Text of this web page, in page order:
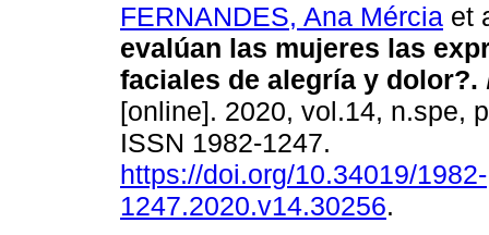
FERNANDES, Ana Mércia et
evalúan las mujeres las
faciales de alegría y dolor?.
[online]. 2020, vol.14, n.spe,
ISSN 1982-1247.
https://doi.org/10.34019/1982-
1247.2020.v14.30256.